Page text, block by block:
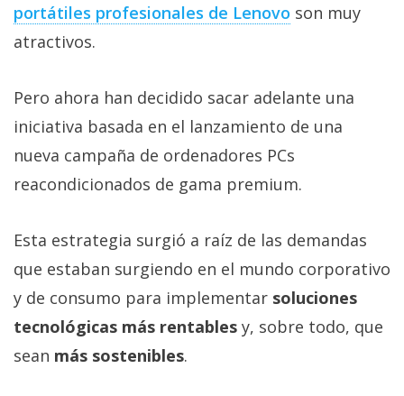
Publicidad
/
de
privacidad
/
Legal
El medio de
comunicación
digital donde
encontrarás
noticias sobre
tecnología,
móviles,
portátiles profesionales de Lenovo son muy
atractivos.
Pero ahora han decidido sacar adelante una
iniciativa basada en el lanzamiento de una
nueva campaña de ordenadores PCs
reacondicionados de gama premium.
Esta estrategia surgió a raíz de las demandas
que estaban surgiendo en el mundo corporativo
y de consumo para implementar soluciones
tecnológicas más rentables y, sobre todo, que
sean más sostenibles.